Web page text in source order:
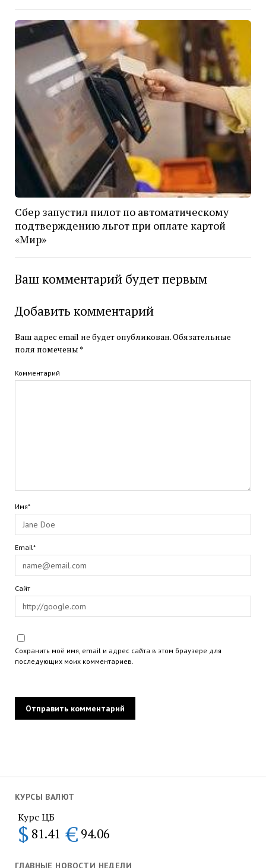
КУРСЫ ВАЛЮТ
Курс ЦБ
$ 81.41 € 94.06
ГЛАВНЫЕ НОВОСТИ НЕДЕЛИ
Сбер запустил пилот по автоматическому
подтверждению льгот при оплате картой
«Мир»
Ваш комментарий будет первым
Добавить комментарий
Ваш адрес email не будет опубликован.Обязательные
поля помечены *
Комментарий
Имя*
Email*
Сайт
Сохранить моё имя, email и адрес сайта в этом браузере для
последующих моих комментариев.